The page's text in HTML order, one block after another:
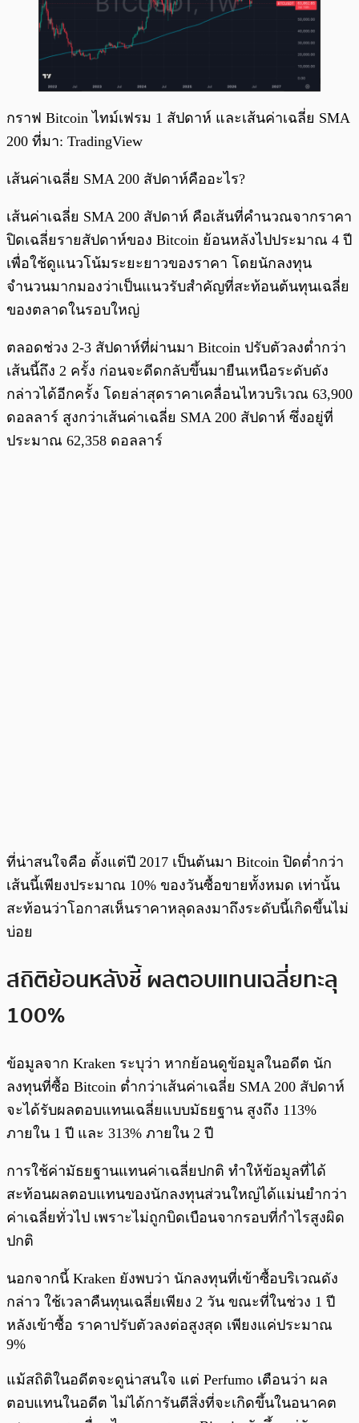
กราฟ Bitcoin ไทม์เฟรม 1 สัปดาห์ และเส้นค่าเฉลี่ย SMA
200 ที่มา: TradingView
เส้นค่าเฉลี่ย SMA 200 สัปดาห์คืออะไร?
เส้นค่าเฉลี่ย SMA 200 สัปดาห์ คือเส้นที่คำนวณจากราคา
ปิดเฉลี่ยรายสัปดาห์ของ Bitcoin ย้อนหลังไปประมาณ 4 ปี
เพื่อใช้ดูแนวโน้มระยะยาวของราคา โดยนักลงทุน
จำนวนมากมองว่าเป็นแนวรับสำคัญที่สะท้อนต้นทุนเฉลี่ย
ของตลาดในรอบใหญ่
ตลอดช่วง 2-3 สัปดาห์ที่ผ่านมา Bitcoin ปรับตัวลงต่ำกว่า
เส้นนี้ถึง 2 ครั้ง ก่อนจะดีดกลับขึ้นมายืนเหนือระดับดัง
กล่าวได้อีกครั้ง โดยล่าสุดราคาเคลื่อนไหวบริเวณ 63,900
ดอลลาร์ สูงกว่าเส้นค่าเฉลี่ย SMA 200 สัปดาห์ ซึ่งอยู่ที่
ประมาณ 62,358 ดอลลาร์
ที่น่าสนใจคือ ตั้งแต่ปี 2017 เป็นต้นมา Bitcoin ปิดต่ำกว่า
เส้นนี้เพียงประมาณ 10% ของวันซื้อขายทั้งหมด เท่านั้น
สะท้อนว่าโอกาสเห็นราคาหลุดลงมาถึงระดับนี้เกิดขึ้นไม่
บ่อย
สถิติย้อนหลังชี้ ผลตอบแทนเฉลี่ยทะลุ
100%
ข้อมูลจาก Kraken ระบุว่า หากย้อนดูข้อมูลในอดีต นัก
ลงทุนที่ซื้อ Bitcoin ต่ำกว่าเส้นค่าเฉลี่ย SMA 200 สัปดาห์
จะได้รับผลตอบแทนเฉลี่ยแบบมัธยฐาน สูงถึง 113%
ภายใน 1 ปี และ 313% ภายใน 2 ปี
การใช้ค่ามัธยฐานแทนค่าเฉลี่ยปกติ ทำให้ข้อมูลที่ได้
สะท้อนผลตอบแทนของนักลงทุนส่วนใหญ่ได้แม่นยำกว่า
ค่าเฉลี่ยทั่วไป เพราะไม่ถูกบิดเบือนจากรอบที่กำไรสูงผิด
ปกติ
นอกจากนี้ Kraken ยังพบว่า นักลงทุนที่เข้าซื้อบริเวณดัง
กล่าว ใช้เวลาคืนทุนเฉลี่ยเพียง 2 วัน ขณะที่ในช่วง 1 ปี
หลังเข้าซื้อ ราคาปรับตัวลงต่อสูงสุด เพียงแค่ประมาณ
9%
แม้สถิติในอดีตจะดูน่าสนใจ แต่ Perfumo เตือนว่า ผล
ตอบแทนในอดีต ไม่ได้การันตีสิ่งที่จะเกิดขึ้นในอนาคต